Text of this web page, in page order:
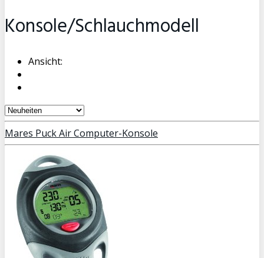
Konsole/Schlauchmodell
Ansicht:
Mares Puck Air Computer-Konsole